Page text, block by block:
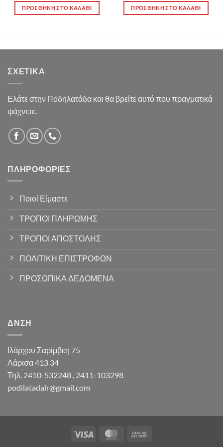
ΠΡΟΣΘΉΚΗ ΣΤΟ ΚΑΛΆΘΙ ΠΡΟΣΘΉΚΗ ΣΤΟ ΚΑΛΆΘΙ
ΣΧΕΤΙΚΆ
Ελάτε στην Ποδηλατάδα και θα βρείτε αυτό που πραγματικά
ψάχνετε.
ΠΛΗΡΟΦΟΡΊΕΣ
Ποιοί Είμαστε
ΤΡΟΠΟΙ ΠΛΗΡΩΜΗΣ
ΤΡΟΠΟΙ ΑΠΟΣΤΟΛΗΣ
ΠΟΛΙΤΙΚΗ ΕΠΙΣΤΡΟΦΩΝ
ΠΡΟΣΩΠΙΚΑ ΔΕΔΟΜΕΝΑ
ΔΝΣΗ
Ιλάρχου Σαρίμβεη 75
Λάρισα 413 34
Τηλ. 2410-532248 , 2411-103298
podilatadalr@gmail.com
Visa MasterCard